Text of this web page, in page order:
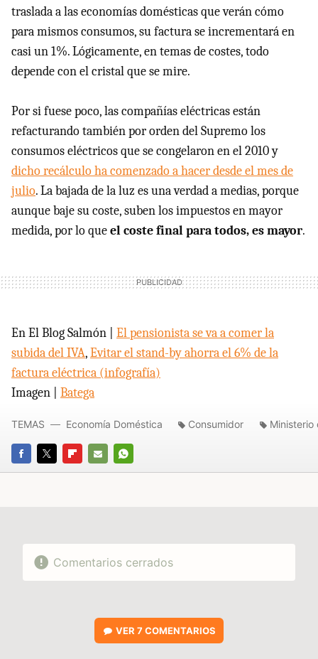
traslada a las economías domésticas que verán cómo
para mismos consumos, su factura se incrementará en
casi un 1%. Lógicamente, en temas de costes, todo
depende con el cristal que se mire.
Por si fuese poco, las compañías eléctricas están
refacturando también por orden del Supremo los
consumos eléctricos que se congelaron en el 2010 y
dicho recálculo ha comenzado a hacer desde el mes de
julio. La bajada de la luz es una verdad a medias, porque
aunque baje su coste, suben los impuestos en mayor
medida, por lo queel coste final para todos, es mayor.
En El Blog Salmón | El pensionista se va a comer la
subida del IVA,Evitar el stand-by ahorra el 6% de la
factura eléctrica (infografía)
Imagen | Batega
FACEBOOK
TWITTERFLIPBOARD
E-
WHATSAPP
TEMAS Economía Doméstica Consumidor Ministerio
Comentarios cerrados
VER7 COMENTARIOS